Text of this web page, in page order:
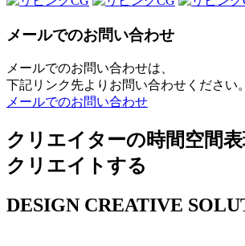
メールでのお問い合わせ
メールでのお問い合わせは、
下記リンク先よりお問い合わせください。
メールでのお問い合わせ
クリエイターの時間空間
クリエイトする
DESIGN CREATIVE